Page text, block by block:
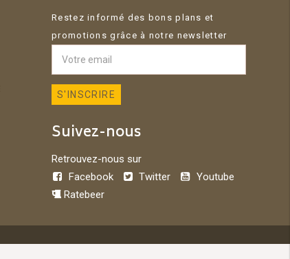
Restez informé des bons plans et
promotions grâce à notre newsletter
Suivez-nous
Retrouvez-nous sur
Facebook
Twitter
Youtube
Ratebeer